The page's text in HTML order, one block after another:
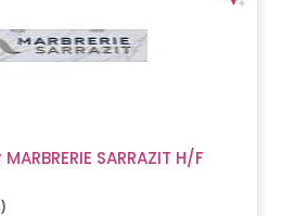
SARRAZIT H/F